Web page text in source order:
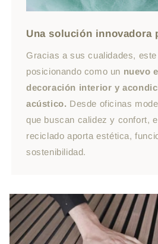
Una solución innovadora
Gracias a sus cualidades,
posicionando como un nuevo
decoración interior y
acústico. Desde oficinas
que buscan calidez y confort,
reciclado aporta estética,
sostenibilidad.